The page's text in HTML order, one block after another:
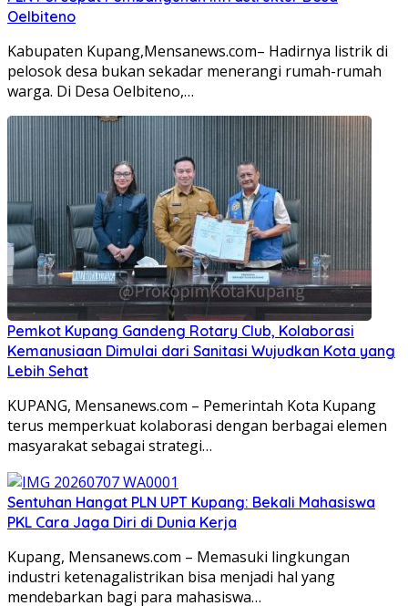
Oelbiteno
Kabupaten Kupang,Mensanews.com– Hadirnya listrik di
pelosok desa bukan sekadar menerangi rumah-rumah
warga. Di Desa Oelbiteno,…
Pemkot Kupang Gandeng Rotary Club, Kolaborasi
Kemanusiaan Dimulai dari Sanitasi Wujudkan Kota yang
Lebih Sehat
KUPANG, Mensanews.com – Pemerintah Kota Kupang
terus memperkuat kolaborasi dengan berbagai elemen
masyarakat sebagai strategi…
Sentuhan Hangat PLN UPT Kupang: Bekali Mahasiswa
PKL Cara Jaga Diri di Dunia Kerja
Kupang, Mensanews.com – Memasuki lingkungan
industri ketenagalistrikan bisa menjadi hal yang
mendebarkan bagi para mahasiswa…